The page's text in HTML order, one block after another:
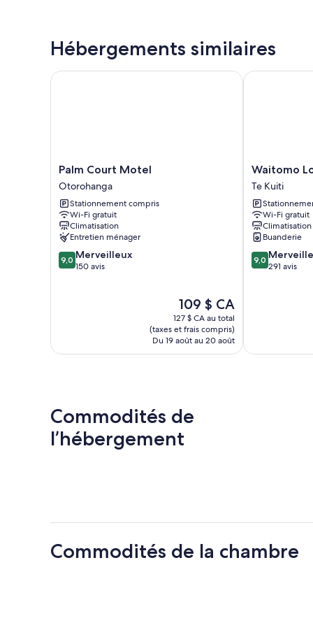
Hébergements similaires
Palm
Court
Motel
Otorohanga
Palm Court Motel
Otorohanga
Stationnement compris
Wi-Fi gratuit
Climatisation
Entretien ménager
9.0
sur
9,0 Merveilleux
150 avis
Le
prix
est
de
109 $ CA
109 $ CA
127 $ CA au total
(taxes et frais compris)
Du 19 août au 20 août
Palm Court Motel
Waitomo
Lodge
Te
Kuiti
Waitomo
Te Kuiti
Wi-Fi gratuit
Climatisation
Buanderie
9.0
sur
9,0
291 avis
Waitomo
Commodités de
l’hébergement
Commodités de la chambre